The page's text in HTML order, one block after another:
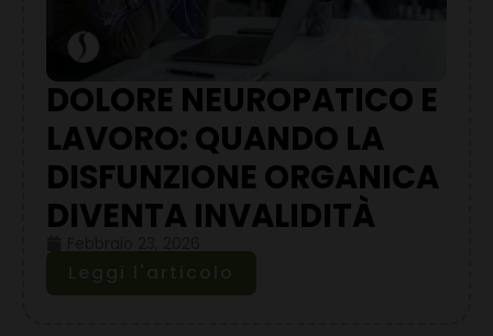
DOLORE NEUROPATICO E
LAVORO: QUANDO LA
DISFUNZIONE ORGANICA
DIVENTA INVALIDITÀ
Leggi l'articolo